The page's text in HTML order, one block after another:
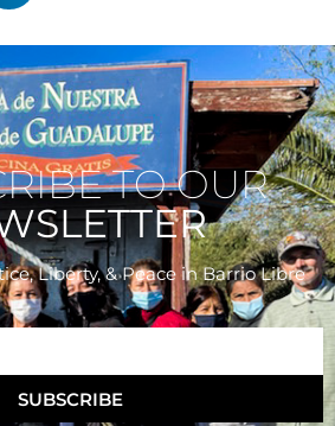
TO OUR
Liberty, & Peace in Barrio Libre
SUBSCRIBE